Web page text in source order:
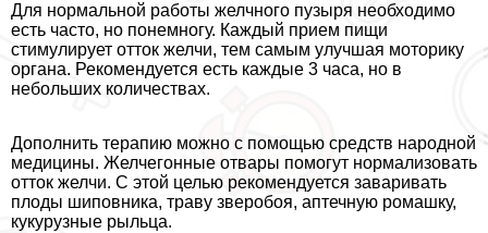
Для нормальной работы желчного пузыря необходимо
есть часто, но понемногу. Каждый прием пищи
стимулирует отток желчи, тем самым улучшая моторику
органа. Рекомендуется есть каждые 3 часа, но в
небольших количествах.
Дополнить терапию можно с помощью средств народной
медицины. Желчегонные отвары помогут нормализовать
отток желчи. С этой целью рекомендуется заваривать
плоды шиповника, траву зверобоя, аптечную ромашку,
кукурузные рыльца.